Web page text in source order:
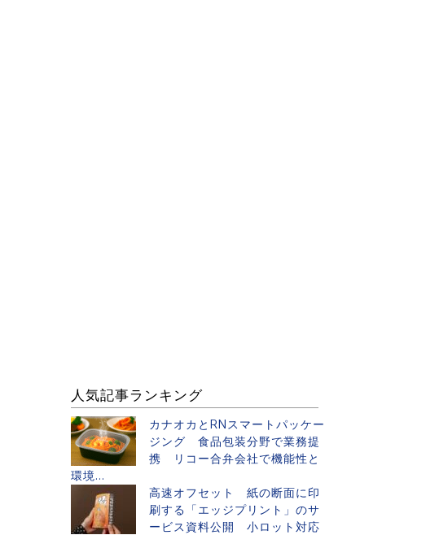
人気記事ランキング
カナオカとRNスマートパッケー
ジング 食品包装分野で業務提
携 リコー合弁会社で機能性と
環境...
高速オフセット 紙の断面に印
刷する「エッジプリント」のサ
ービス資料公開 小ロット対応